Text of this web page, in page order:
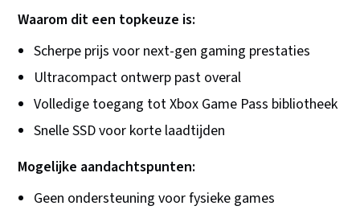
Waarom dit een topkeuze is:
Scherpe prijs voor next-gen gaming prestaties
Ultracompact ontwerp past overal
Volledige toegang tot Xbox Game Pass bibliotheek
Snelle SSD voor korte laadtijden
Mogelijke aandachtspunten:
Geen ondersteuning voor fysieke games